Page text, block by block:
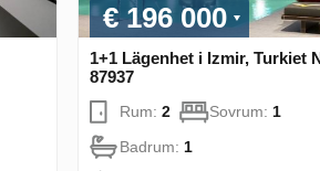
€ 196 000
1+1 Lägenhet i Izmir, Turkiet
87937
Rum:2 Sovrum:1
Badrum:1